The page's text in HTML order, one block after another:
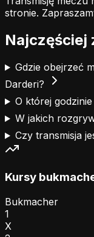
stronie.
Najczęściej
Gdzie obejrzeć
Darderi?
O której
W jakich
Czy transmisja
Kursy
Bukmacher
1
X